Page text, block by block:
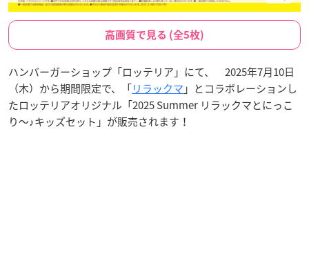
高画質で見る (全5枚)
ハンバーガーショップ「ロッテリア」にて、 2025年7月10日
（木）から期間限定で、「リラックマ 」とコラボレーションし
たロッテリアオリジナル「2025 Summer リラックマとにっこ
り～♪キッズセット」が販売されます！